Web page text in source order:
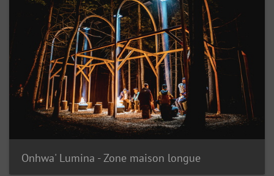
Onhwa' Lumina - Zone maison longue